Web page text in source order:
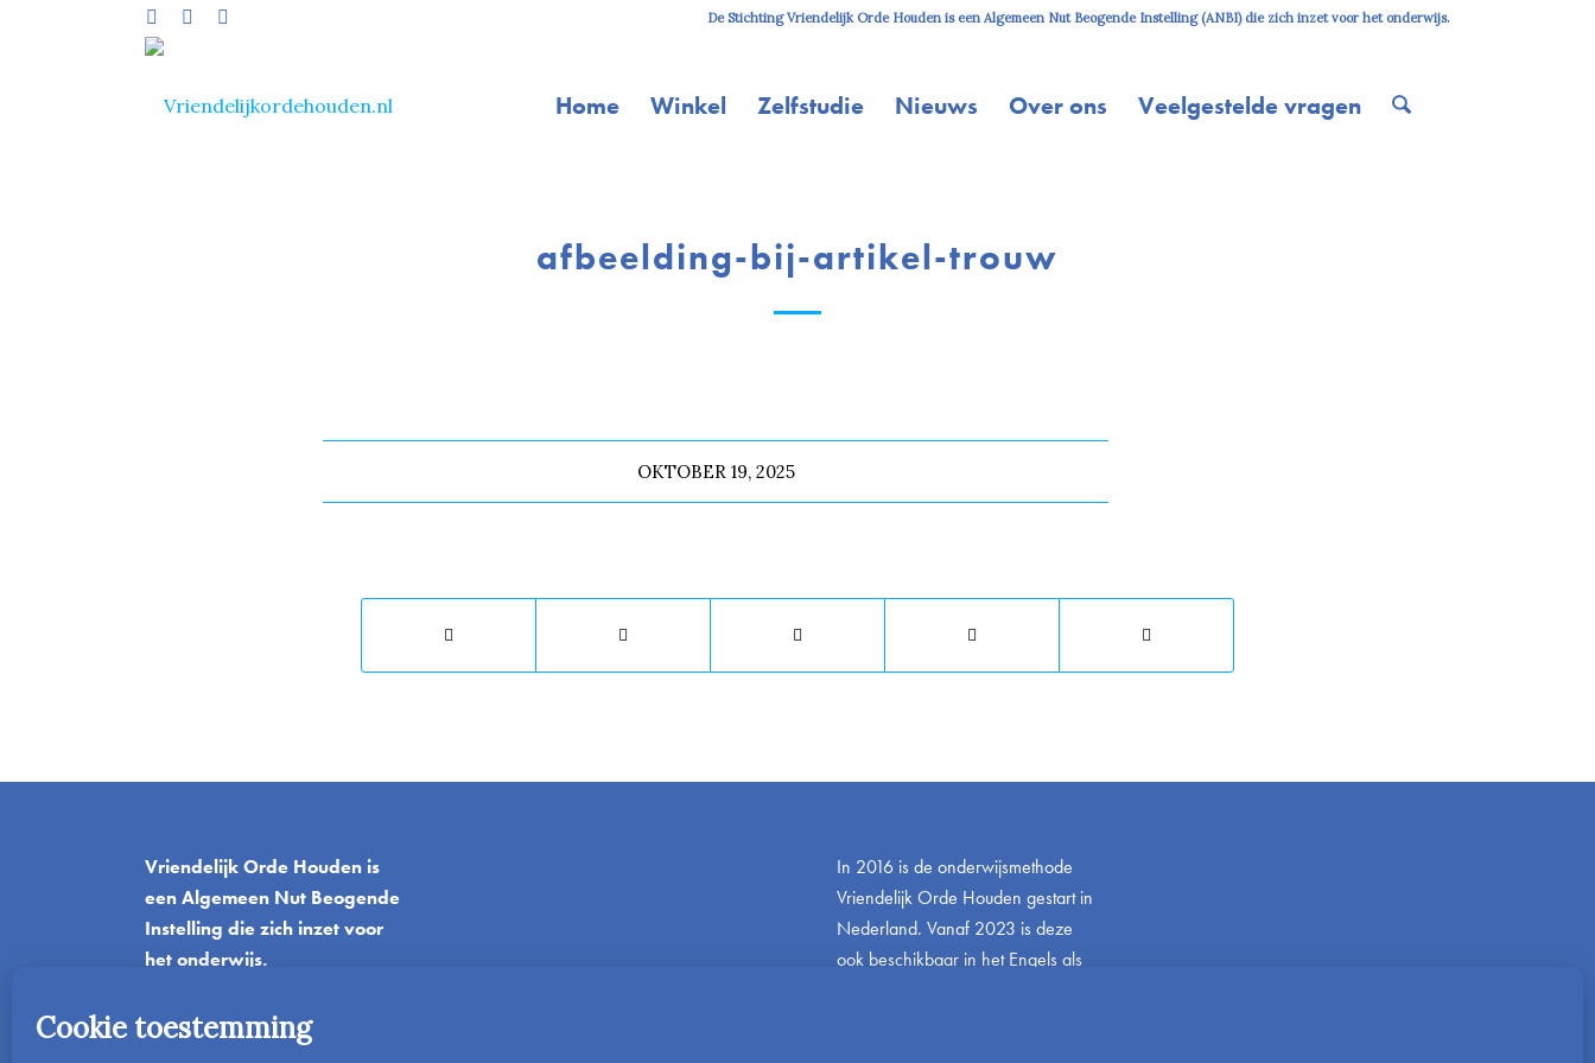
De Stichting Vriendelijk Orde Houden is een Algemeen Nut Beogende Instelling (ANBI) die zich inzet voor het onderwijs.
Home Winkel Zelfstudie Nieuws Over ons Veelgestelde vragen
afbeelding-bij-artikel-trouw
OKTOBER 19, 2025
Vriendelijk Orde Houden is
een Algemeen Nut Beogende
Instelling die zich inzet voor
het onderwijs.
Einfo@vriendelijkordehouden.nl
In 2016 is de onderwijsmethode
Vriendelijk Orde Houden gestart in
Nederland. Vanaf 2023 is deze
ook beschikbaar in het Engels als